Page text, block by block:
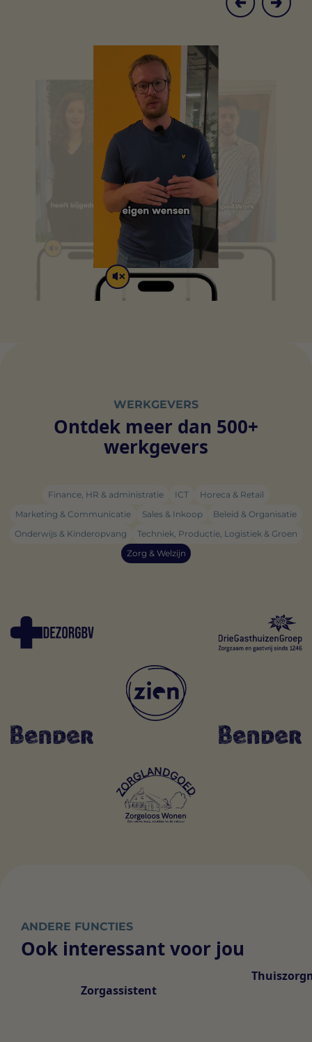
WERKGEVERS
Ontdek meer dan 500+
werkgevers
Finance, HR & administratie ICT
Horeca & Retail
Marketing & Communicatie
Sales & Inkoop
Beleid & Organisatie
Onderwijs & Kinderopvang
Techniek, Productie, Logistiek & Groen
Zorg & Welzijn
ANDERE FUNCTIES
Ook interessant voor jou
Zorgassistent